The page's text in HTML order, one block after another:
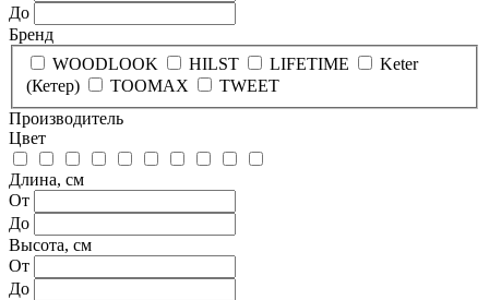
До
Бренд
WOODLOOK
HILST LIFETIME
Keter
(Кетер)
TOOMAX
TWEET
Производитель
Цвет
Длина, см
От
До
Высота, см
От
До